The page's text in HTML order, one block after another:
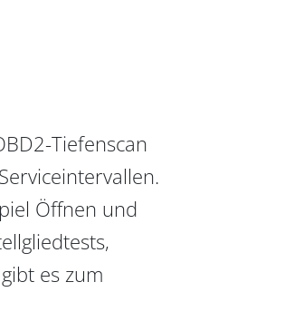
Tiefenscan
Öffnen und
es zum